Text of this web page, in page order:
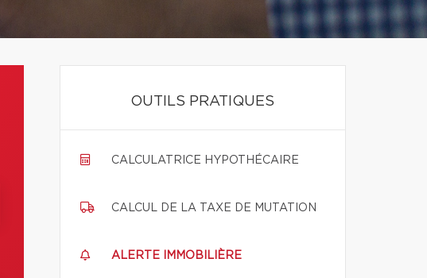
OUTILS PRATIQUES
CALCULATRICE HYPOTHÉCAIRE
CALCUL DE LA TAXE DE MUTATION
ALERTE IMMOBILIÈRE